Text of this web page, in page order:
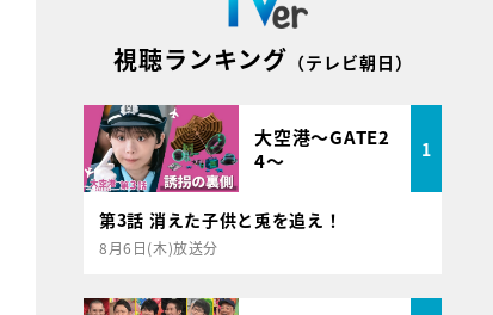
視聴ランキング （テレビ朝日）
大空港～GATE2
4～
1
第3話 消えた子供と兎を追え！
8月6日(木)放送分